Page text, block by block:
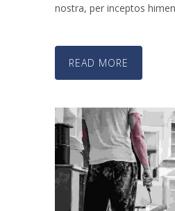
nostra, per inceptos
READ MORE